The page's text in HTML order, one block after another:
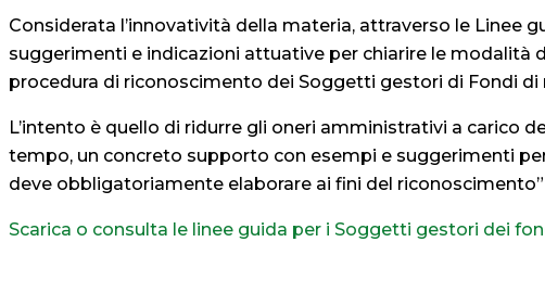
Considerata l’innovatività della materia, attraverso le Linee
suggerimenti e indicazioni attuative per chiarire le modalità
procedura di riconoscimento dei Soggetti gestori di Fondi di
L’intento è quello di ridurre gli oneri amministrativi a carico
tempo, un concreto supporto con esempi e suggerimenti
deve obbligatoriamente elaborare ai fini del riconoscimento​”
Scarica o consulta le linee guida per i Soggetti gestori dei